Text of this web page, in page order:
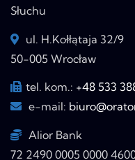
Słuchu
ul. H.Kołłątaja 32/9
50-005 Wrocław
tel. kom.: +48 533
e-mail:
Alior Bank
72 2490 0005 0000